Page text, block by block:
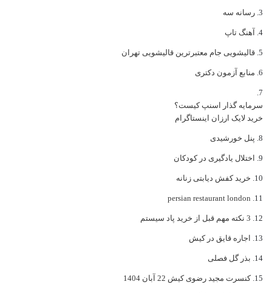
رسانه سه
آهنگ تاپ
قالیشویی جام معتبرترین قالیشویی تهران
منابع آزمون دکتری
سرمایه گذار اسنپ کیست؟
خرید لایک ارزان اینستاگرام
پنل خورشیدی
اختلال یادگیری در کودکان
خرید کفش دیابتی زنانه
persian restaurant london
3 نکته مهم قبل از خرید پاد سیستم
اجاره قایق در کیش
بذر گل فصلی
کنسرت مجید رضوی کیش 22 آبان 1404